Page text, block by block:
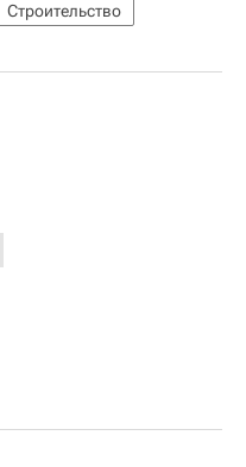
Строительство